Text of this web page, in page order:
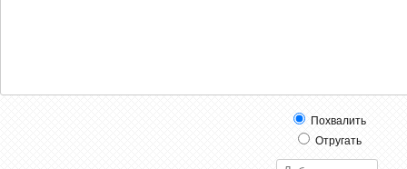
Похвалить
Отругать